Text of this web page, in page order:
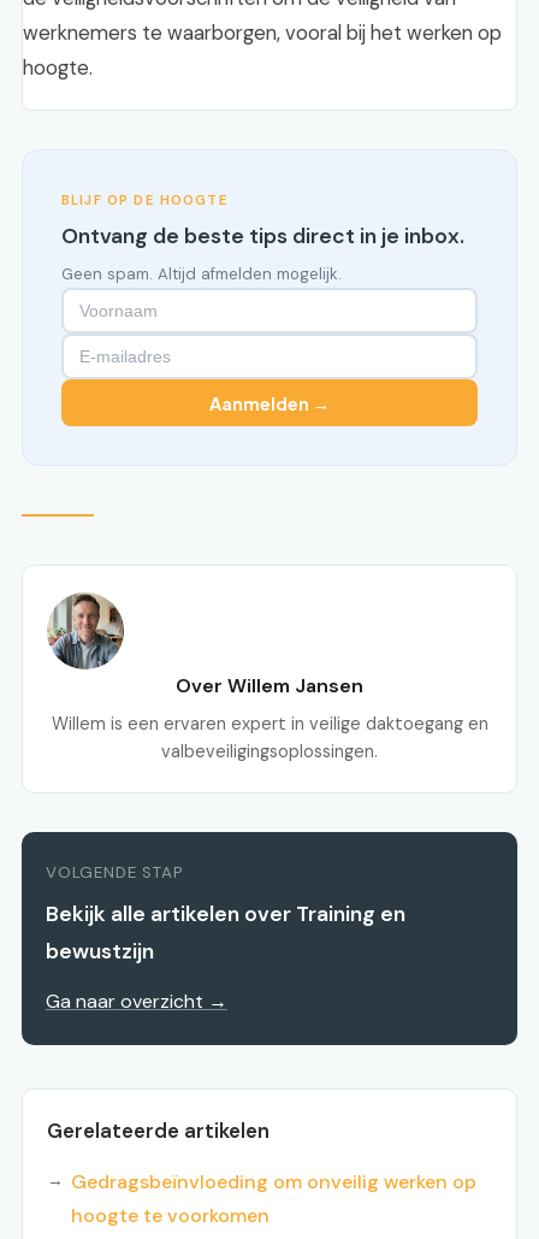
werknemers te waarborgen, vooral bij het werken op
hoogte.
BLIJF OP DE HOOGTE
Ontvang de beste tips direct in je inbox.
Geen spam. Altijd afmelden mogelijk.
Aanmelden →
Over Willem Jansen
Willem is een ervaren expert in veilige daktoegang en
valbeveiligingsoplossingen.
VOLGENDE STAP
Bekijk alle artikelen over Training en
bewustzijn
Ga naar overzicht →
Gerelateerde artikelen
Gedragsbeïnvloeding om onveilig werken op
hoogte te voorkomen